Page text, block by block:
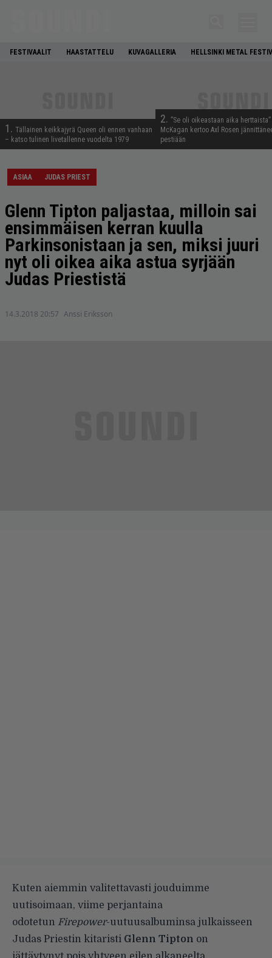
FESTIVAALIT HAASTATTELU KUVAGALLERIA HELLSINKI METAL
1. Tällainen keikkajyrä Queen oli ennen vanhaan
– katso tulinen livetallenne vuodelta 1979
2. ”Se oli oikeastaan aika
McKagan kertoo Axl Rosen
pestiään
ASIAA JUDAS PRIEST
Glenn Tipton paljastaa, milloin sai
ensimmäisen kerran kuulla
Parkinsonistaan ja sen, miksi juuri
nyt oli oikea aika astua syrjään
Judas Priestistä
14.3.2018 20:57 Anssi Eriksson
Kuten aiemmin valitettavasti jouduimme
uutisoimaan, viime perjantaina
odotetun Firepower-uutuusalbuminsa julkaisseen
Judas Priestin kitaristi Glenn Tipton on